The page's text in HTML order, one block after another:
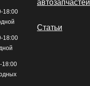
18:00
18:00
18:00
автозапчастей
Статьи